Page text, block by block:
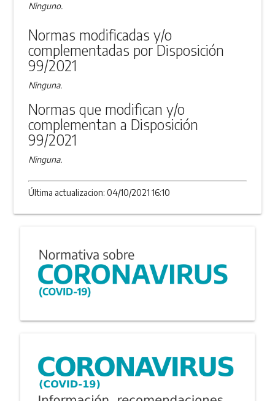
Ninguno.
Normas modificadas y/o
complementadas por Disposición
99/2021
Ninguna.
Normas que modifican y/o
complementan a Disposición
99/2021
Ninguna.
Última actualizacion: 04/10/2021 16:10